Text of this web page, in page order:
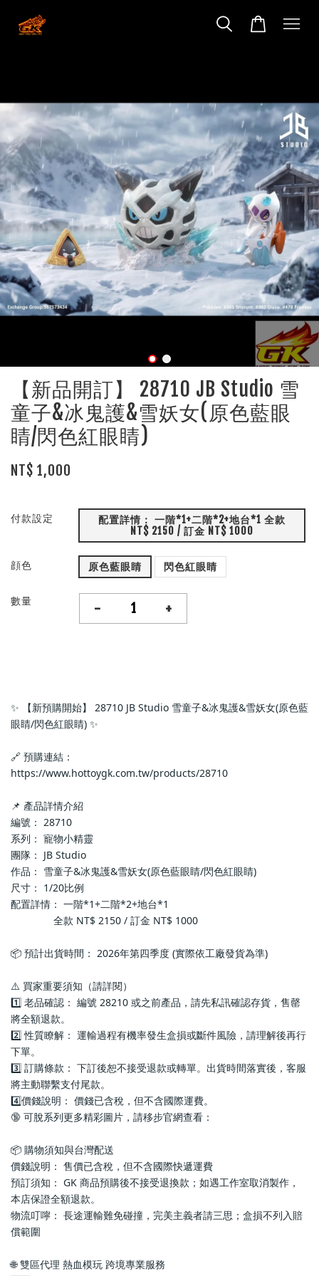
【新品開訂】 28710 JB Studio 雪
童子&冰鬼護&雪妖女(原色藍眼
睛/閃色紅眼睛)
NT$ 1,000
付款設定
配置詳情： 一階*1+二階*2+地台*1 全款
NT$ 2150 / 訂金 NT$ 1000
顔色 原色藍眼睛 閃色紅眼睛
數量 - +
✨ 【新預購開始】 28710 JB Studio 雪童子&冰鬼護&雪妖女(原色藍
眼睛/閃色紅眼睛) ✨
🔗 預購連結：
https://www.hottoygk.com.tw/products/28710
📌 產品詳情介紹
編號： 28710
系列： 寵物小精靈
團隊： JB Studio
作品： 雪童子&冰鬼護&雪妖女(原色藍眼睛/閃色紅眼睛)
尺寸： 1/20比例
配置詳情： 一階*1+二階*2+地台*1
全款 NT$ 2150 / 訂金 NT$ 1000
📦 預計出貨時間： 2026年第四季度 (實際依工廠發貨為準)
⚠️ 買家重要須知（請詳閱）
1️⃣ 老品確認： 編號 28210 或之前產品，請先私訊確認存貨，售罄
將全額退款。
2️⃣ 性質瞭解： 運輸過程有機率發生盒損或斷件風險，請理解後再行
下單。
3️⃣ 訂購條款： 下訂後恕不接受退款或轉單。出貨時間落實後，客服
將主動聯繫支付尾款。
4️⃣價錢說明： 價錢已含稅，但不含國際運費。
🔞 可脫系列更多精彩圖片，請移步官網查看：
📦 購物須知與台灣配送
價錢說明： 售價已含稅，但不含國際快遞運費
預訂須知： GK 商品預購後不接受退換款；如遇工作室取消製作，
本店保證全額退款。
物流叮嚀： 長途運輸難免碰撞，完美主義者請三思；盒損不列入賠
償範圍
🌐 雙區代理 熱血模玩 跨境專業服務